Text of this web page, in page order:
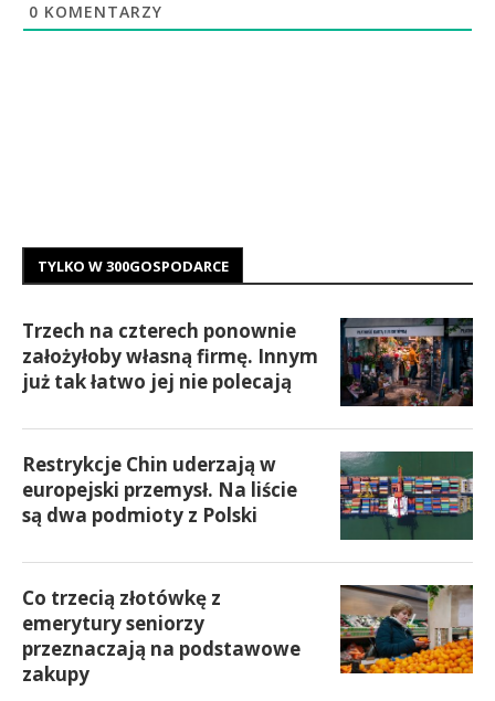
0 KOMENTARZY
TYLKO W 300GOSPODARCE
Trzech na czterech ponownie
założyłoby własną firmę. Innym
już tak łatwo jej nie polecają
Restrykcje Chin uderzają w
europejski przemysł. Na liście
są dwa podmioty z Polski
Co trzecią złotówkę z
emerytury seniorzy
przeznaczają na podstawowe
zakupy